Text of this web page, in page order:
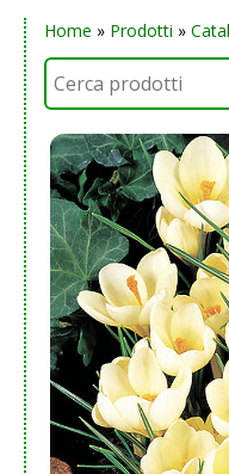
Home » Prodotti »